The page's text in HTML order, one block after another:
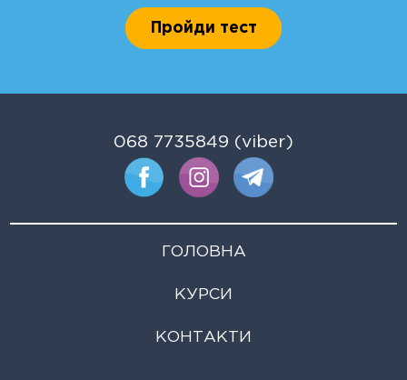
Пройди тест
068 7735849 (viber)
ГОЛОВНА
КУРСИ
КОНТАКТИ